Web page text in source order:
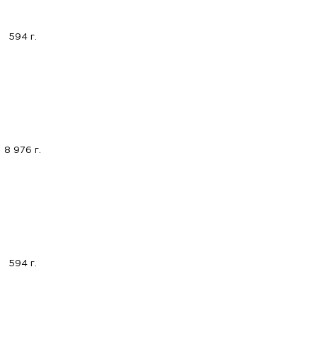
594 г.
8 976 г.
594 г.